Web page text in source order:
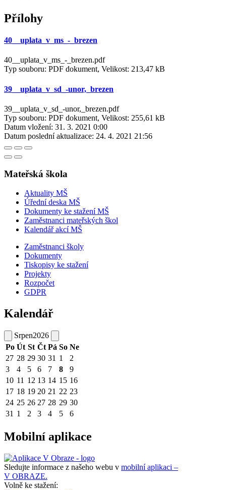
Přílohy
40__uplata_v_ms_-_brezen
40__uplata_v_ms_-_brezen.pdf
Typ souboru: PDF dokument, Velikost: 213,47 kB
39__uplata_v_sd_-unor,_brezen
39__uplata_v_sd_-unor,_brezen.pdf
Typ souboru: PDF dokument, Velikost: 255,61 kB
Datum vložení: 31. 3. 2021 0:00
Datum poslední aktualizace: 24. 4. 2021 21:56
Mateřská škola
Aktuality MŠ
Úřední deska MŠ
Dokumenty ke stažení MŠ
Zaměstnanci mateřských škol
Kalendář akcí MŠ
Zaměstnanci školy
Dokumenty
Tiskopisy ke stažení
Projekty
Rozpočet
GDPR
Kalendář
Srpen2026
Po Út St Čt Pá So Ne
27 28 29 30 31 1
2
3
4 5 6 7 8
9
10 11 12 13 14 15 16
17 18 19 20 21 22 23
24 25 26 27 28 29 30
31 1 2 3 4 5 6
Mobilní aplikace
Sledujte informace z našeho webu v mobilní aplikaci –
V OBRAZE.
Volně ke stažení: